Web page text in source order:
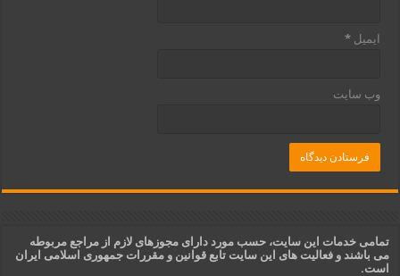
ایمیل*
وب‌ سایت
تمامی خدمات این سایت، حسب مورد دارای مجوزهای لازم از مراجع مربوطه
می باشند و فعالیت های این سایت تابع قوانین و مقررات جمهوری اسلامی ایران
است.